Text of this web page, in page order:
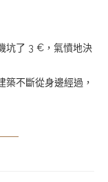
坑了 3 € ，氣憤地決
築不斷從身邊經過，